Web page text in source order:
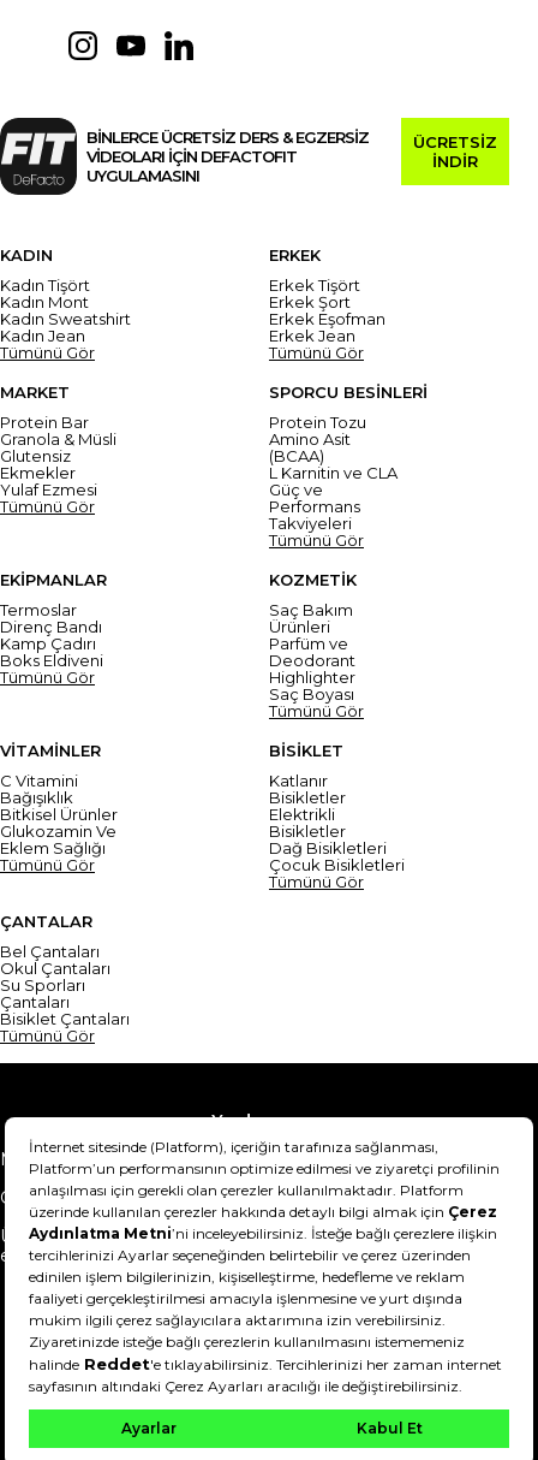
BİNLERCE ÜCRETSİZ DERS & EGZERSİZ
VİDEOLARI İÇİN DEFACTOFIT
UYGULAMASINI
ÜCRETSİZ
İNDİR
KADIN
Kadın Tişört
Kadın Mont
Kadın Sweatshirt
Kadın Jean
Tümünü Gör
ERKEK
Erkek Tişört
Erkek Şort
Erkek Eşofman
Erkek Jean
Tümünü Gör
MARKET
Protein Bar
Granola & Müsli
Glutensiz
Ekmekler
Yulaf Ezmesi
Tümünü Gör
SPORCU BESİNLERİ
Protein Tozu
Amino Asit
(BCAA)
L Karnitin ve CLA
Güç ve
Performans
Takviyeleri
Tümünü Gör
EKİPMANLAR
Termoslar
Direnç Bandı
Kamp Çadırı
Boks Eldiveni
Tümünü Gör
KOZMETİK
Saç Bakım
Ürünleri
Parfüm ve
Deodorant
Highlighter
Saç Boyası
Tümünü Gör
VİTAMİNLER
C Vitamini
Bağışıklık
Bitkisel Ürünler
Glukozamin Ve
Eklem Sağlığı
Tümünü Gör
BİSİKLET
Katlanır
Bisikletler
Elektrikli
Bisikletler
Dağ Bisikletleri
Çocuk Bisikletleri
Tümünü Gör
ÇANTALAR
Bel Çantaları
Okul Çantaları
Su Sporları
Çantaları
Bisiklet Çantaları
Tümünü Gör
Yardım
Mesafeli Satış Sözleşmesi
Teslimat Bilgisi
Gizlilik Sözleşmesi
Şartlar & Koşullar
Ürünümü nasıl iade
edebilirim?
Hakkımızda
DeFactoFIT ©️ 2022-2026. Tüm hakları saklıdır.
21